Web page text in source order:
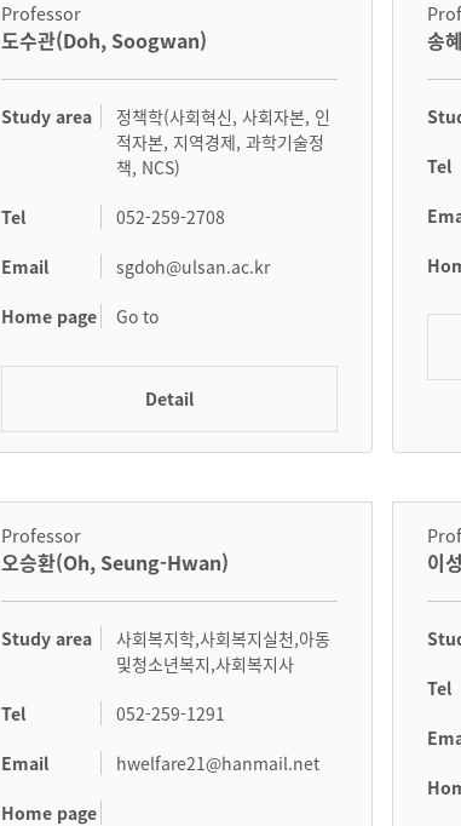
Professor
도수관(Doh, Soogwan)
Study area
정책학(사회혁신, 사회자본, 인
적자본, 지역경제, 과학기술정
책, NCS)
Tel 052-259-2708
Email sgdoh@ulsan.ac.kr
Home page Go to
Detail
송
Tel
Professor
오승환(Oh, Seung-Hwan)
Study area
사회복지학,사회복지실천,아동
및청소년복지,사회복지사
Tel 052-259-1291
Email hwelfare21@hanmail.net
Home page
이
Tel